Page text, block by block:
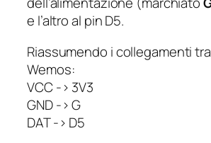
e l’altro al pin D5.
Riassumendo i collegamenti
Wemos:
VCC -> 3V3
GND -> G
DAT -> D5